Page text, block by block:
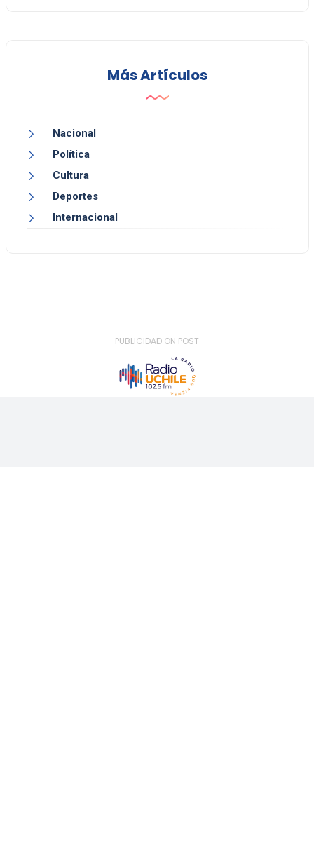
Más Artículos
Nacional
Política
Cultura
Deportes
Internacional
- PUBLICIDAD ON POST -